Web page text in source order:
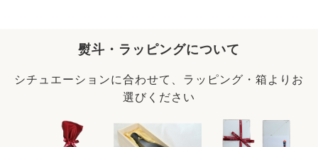
熨斗・ラッピングについて
シチュエーションに合わせて、ラッピング・箱よりお
選びください